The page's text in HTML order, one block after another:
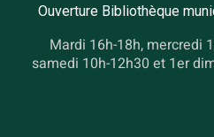
Ouverture Bibliothèque
Mardi 16h-18h, mercredi
samedi 10h-12h30 et 1er